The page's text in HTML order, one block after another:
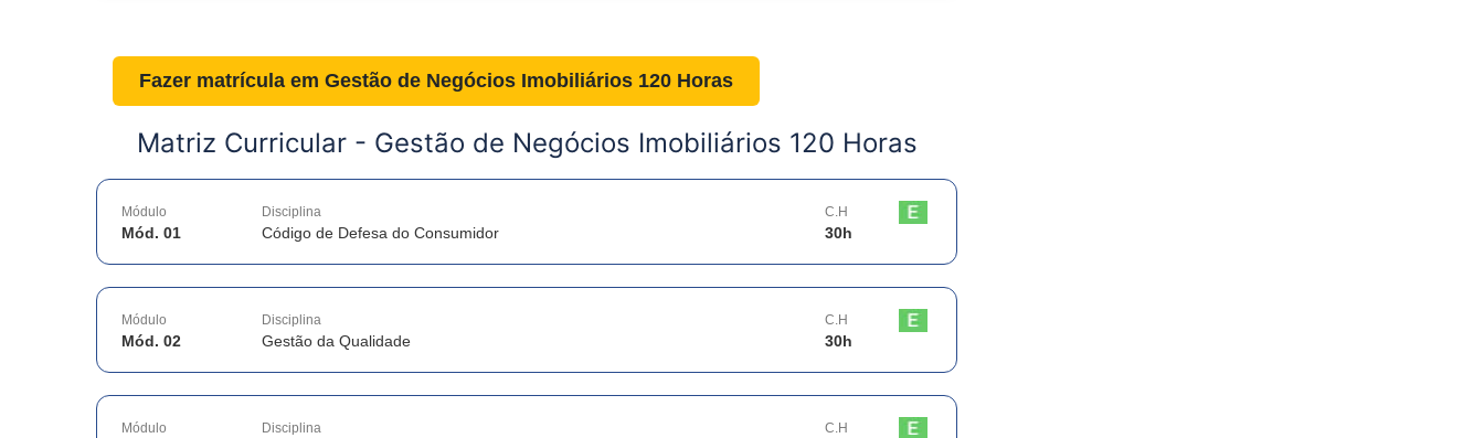
Fazer matrícula em Gestão de Negócios Imobiliários 120 Horas
Matriz Curricular - Gestão de Negócios Imobiliários 120 Horas
Módulo
Mód. 01
Disciplina
Código de Defesa do Consumidor
C.H
30h
Módulo
Mód. 02
Disciplina
Gestão da Qualidade
C.H
30h
Módulo Disciplina C.H